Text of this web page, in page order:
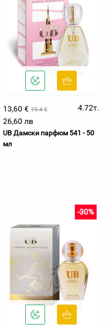
13,60 € 19.4 €
4.72т.
26,60 лв
UB Дамски парфюм 541 - 50
мл
-30%